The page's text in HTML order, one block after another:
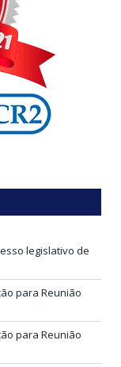
legislativo de
para Reunião
para Reunião